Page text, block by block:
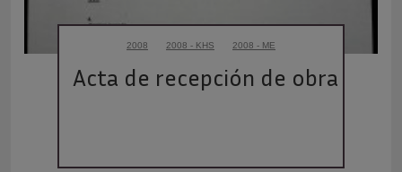
2008 2008 - KHS 2008 - ME
Acta de recepción de obra